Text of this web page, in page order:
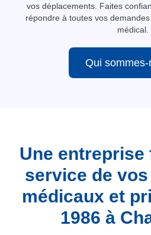
vos déplacements. Faites
répondre à toutes vos
médical.
Qui sommes-
Une entreprise
service de
médicaux et
1986 à